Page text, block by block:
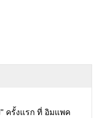
ครั้งแรก ที่ อิมแพค